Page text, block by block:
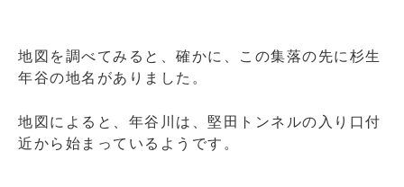
地図を調べてみると、確かに、この集落の先に杉生
年谷の地名がありました。
地図によると、年谷川は、堅田トンネルの入り口付
近から始まっているようです。